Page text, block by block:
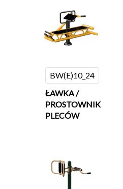
BW(E)10_24
ŁAWKA /
PROSTOWNIK
PLECÓW